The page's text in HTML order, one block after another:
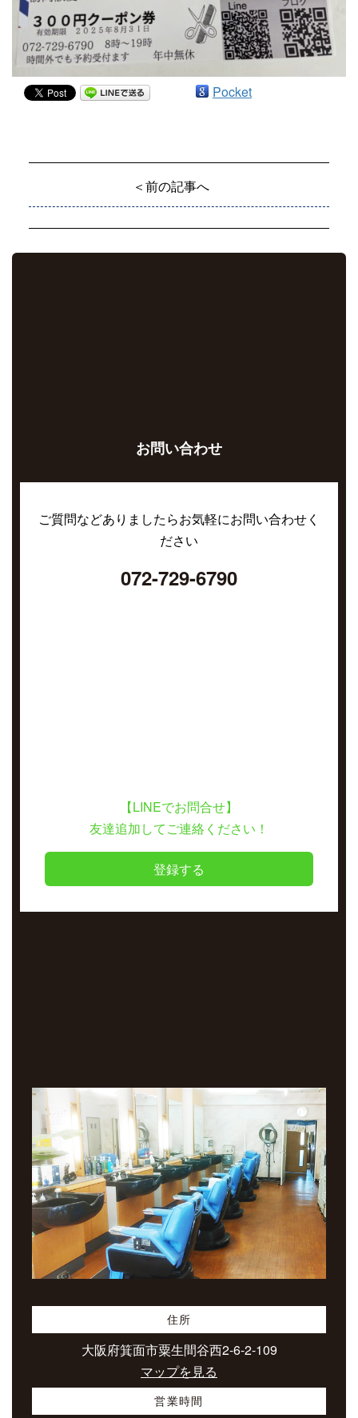
Pocket
＜前の記事へ
お問い合わせ
ご質問などありましたらお気軽にお問い合わせく
ださい
072-729-6790
【LINEでお問合せ】
友達追加してご連絡ください！
登録する
住所
大阪府箕面市粟生間谷西2-6-2-109
マップを見る
営業時間